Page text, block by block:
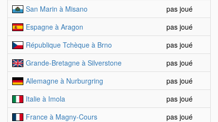
San Marin à Misano
pas joué
Espagne à Aragon
pas joué
République Tchèque à Brno
pas joué
Grande-Bretagne à Silverstone
pas joué
Allemagne à Nurburgring
pas joué
Italie à Imola
pas joué
France à Magny-Cours
pas joué